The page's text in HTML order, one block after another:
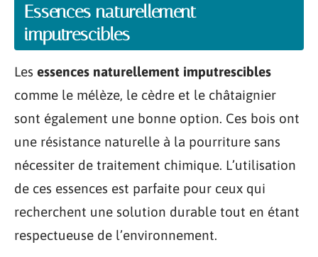
Essences naturellement
imputrescibles
Les essences naturellement imputrescibles
comme le mélèze, le cèdre et le châtaignier
sont également une bonne option. Ces bois ont
une résistance naturelle à la pourriture sans
nécessiter de traitement chimique. L’utilisation
de ces essences est parfaite pour ceux qui
recherchent une solution durable tout en étant
respectueuse de l’environnement.